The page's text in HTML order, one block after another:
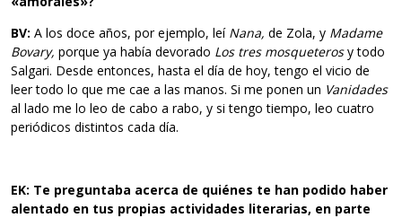
BV: A los doce años, por ejemplo, leí Nana, de Zola, y Madame
Bovary, porque ya había devorado Los tres mosqueterosy todo
Salgari. Desde entonces, hasta el día de hoy, tengo el vicio de
leer todo lo que me cae a las manos. Si me ponen un Vanidades
al lado me lo leo de cabo a rabo, y si tengo tiempo, leo cuatro
periódicos distintos cada día.
EK: Te preguntaba acerca de quiénes te han podido haber
alentado en tus propias actividades literarias, en parte